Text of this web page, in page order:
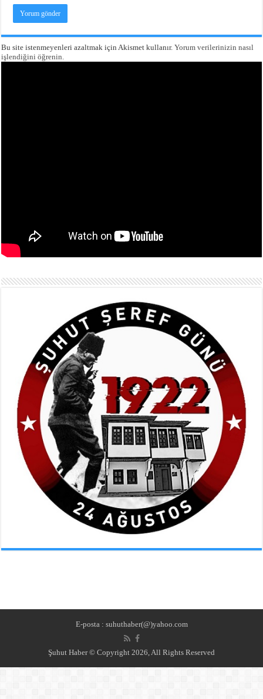
Bu site istenmeyenleri azaltmak için Akismet kullanır.Yorum verilerinizin nasıl
işlendiğini öğrenin.
E-posta : suhuthaber(@)yahoo.com
Şuhut Haber © Copyright 2026, All Rights Reserved